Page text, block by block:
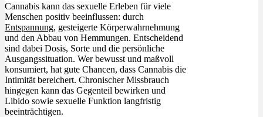
Cannabis kann das sexuelle Erleben für viele
Menschen positiv beeinflussen: durch
Entspannung, gesteigerte Körperwahrnehmung
und den Abbau von Hemmungen. Entscheidend
sind dabei Dosis, Sorte und die persönliche
Ausgangssituation. Wer bewusst und maßvoll
konsumiert, hat gute Chancen, dass Cannabis die
Intimität bereichert. Chronischer Missbrauch
hingegen kann das Gegenteil bewirken und
Libido sowie sexuelle Funktion langfristig
beeinträchtigen.